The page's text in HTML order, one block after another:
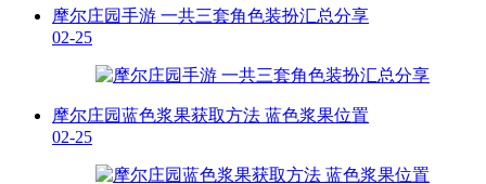
摩尔庄园手游 一共三套角色装扮汇总分享
02-25
摩尔庄园蓝色浆果获取方法 蓝色浆果位置
02-25